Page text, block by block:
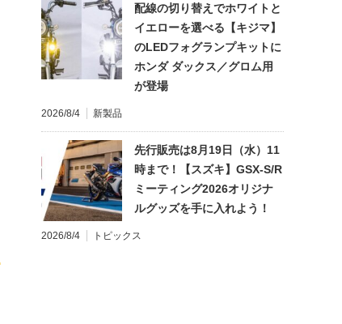
配線の切り替えでホワイトと
イエローを選べる【キジマ】
のLEDフォグランプキットに
ホンダ ダックス／グロム用
が登場
2026/8/4 新製品
先行販売は8月19日（水）11
時まで！【スズキ】GSX-S/R
ミーティング2026オリジナ
ルグッズを手に入れよう！
2026/8/4 トピックス